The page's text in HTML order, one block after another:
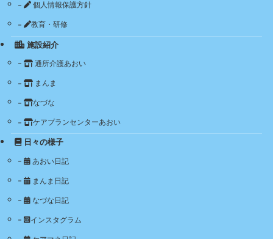
個人情報保護方針
教育・研修
施設紹介
通所介護あおい
まんま
なづな
ケアプランセンターあおい
日々の様子
あおい日記
まんま日記
なづな日記
インスタグラム